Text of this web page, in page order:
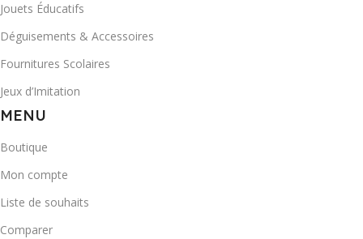
Jouets Éducatifs
Déguisements & Accessoires
Fournitures Scolaires
Jeux d’Imitation
MENU
Boutique
Mon compte
Liste de souhaits
Comparer